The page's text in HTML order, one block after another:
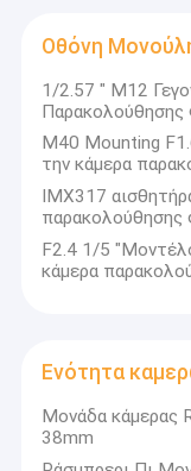
Οθόνη
1/2.57 " M12
M40 Mounting
την κάμερα
IMX317
F2.4 1/5
κάμερα
Ενότητα
Μονάδα κάμερας
38mm